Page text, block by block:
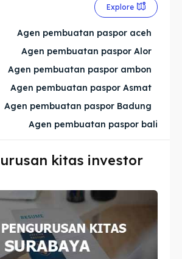
Explore
Agen pembuatan paspor aceh
Agen pembuatan paspor Alor
Agen pembuatan paspor ambon
Agen pembuatan paspor Asmat
Agen pembuatan paspor Badung
Agen pembuatan paspor bali
kitas investor